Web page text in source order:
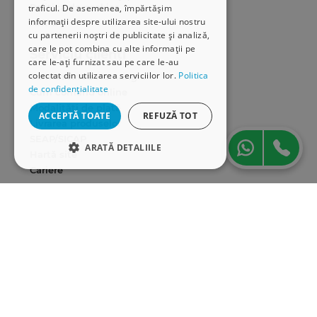
traficul. De asemenea, împărtășim
informații despre utilizarea site-ului nostru
cu partenerii noștri de publicitate și analiză,
care le pot combina cu alte informații pe
care le-ați furnizat sau pe care le-au
colectat din utilizarea serviciilor lor. Politica
de confidențialitate
ACCEPTĂ TOATE REFUZĂ TOT
ARATĂ DETALIILE
STRICT NECESARE
Politica de cookies
ANPC
Serviciu clienți
Comunitatea Hamangiu
Cum comand online
Modalități de plată
Livrarea produselor
Hartă site
Cariere